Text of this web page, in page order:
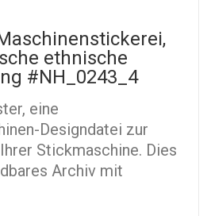
ethnische
#NH_0243_4
eine
Designdatei zur
Stickmaschine. Dies
Archiv mit